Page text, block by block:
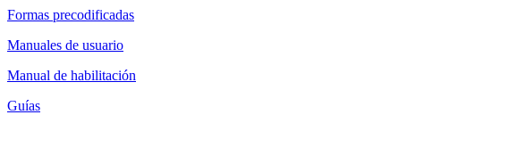
Formas precodificadas
Manuales de usuario
Manual de habilitación
Guías